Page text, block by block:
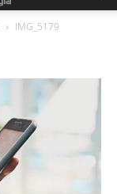
IMG_5179